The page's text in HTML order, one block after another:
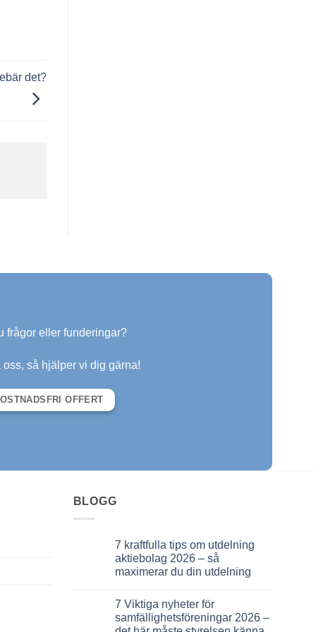
det?
frågor eller funderingar?
oss, så hjälper vi dig gärna!
OFFERT
BLOGG
7 kraftfulla tips om utdelning
aktiebolag 2026 – så
maximerar du din utdelning
till
kraftfulla
7 Viktiga nyheter för
samfällighetsföreningar 2026 –